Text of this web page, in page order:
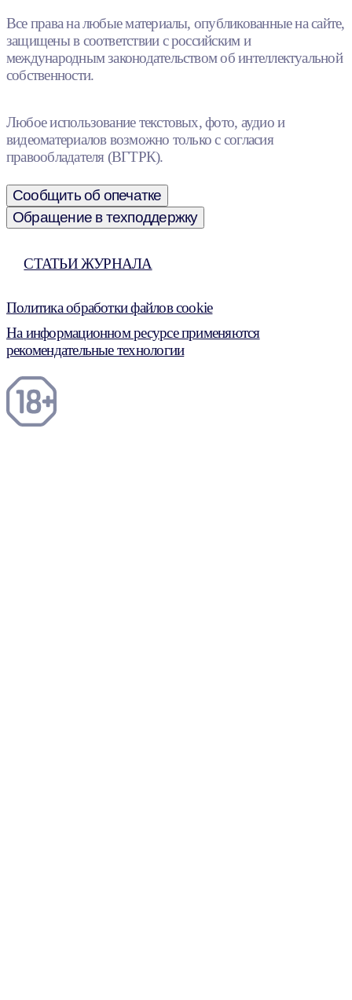
Все права на любые материалы, опубликованные на сайте,
защищены в соответствии с российским и
международным законодательством об интеллектуальной
собственности.
Любое использование текстовых, фото, аудио и
видеоматериалов возможно только с согласия
правообладателя (ВГТРК).
Сообщить об опечатке
Обращение в техподдержку
СТАТЬИ ЖУРНАЛА
Политика обработки файлов cookie
На информационном ресурсе применяются
рекомендательные технологии